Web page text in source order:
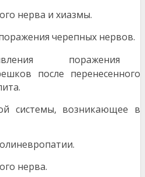
нерва и хиазмы.
черепных нервов.
поражения
после перенесенного
системы, возникающее в
нерва.